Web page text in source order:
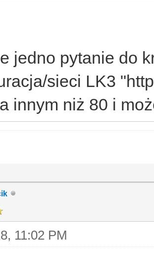
jedno pytanie do
sieci LK3
innym niż 80 i
11:02 PM